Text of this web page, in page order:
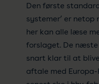
Den første
systemer’ er netop
her kan alle læse
forslaget. De
snart klar til at
aftale med